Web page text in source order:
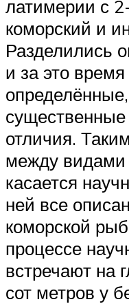
латимерии с
коморский и
Разделились
и за это
существенные
отличия.
между
касается
ней все
коморской
процессе
встречают на
сот метров у